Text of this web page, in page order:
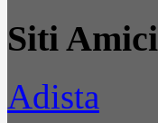
Siti Amici
Adista